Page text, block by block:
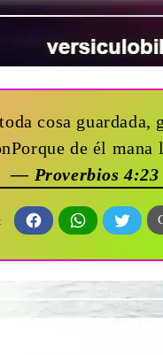
cosa guardada,
de él mana
— Proverbios 4:23